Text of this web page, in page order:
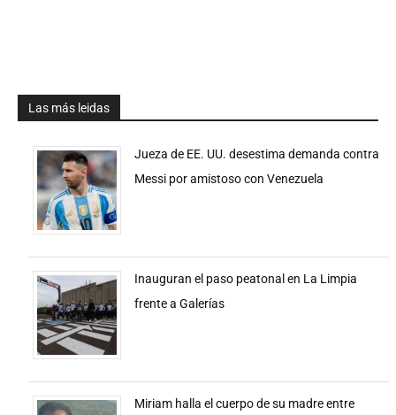
Las más leidas
Jueza de EE. UU. desestima demanda contra
Messi por amistoso con Venezuela
Inauguran el paso peatonal en La Limpia
frente a Galerías
Miriam halla el cuerpo de su madre entre